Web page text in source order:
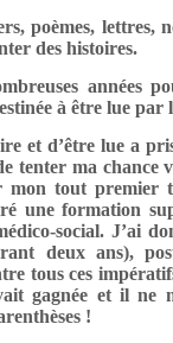
poèmes, lettres,
des histoires.
années
à être lue par
et d’être lue a
tenter ma chance
mon tout premier
une formation
social. J’ai
deux ans),
tous ces
gagnée et il ne
!